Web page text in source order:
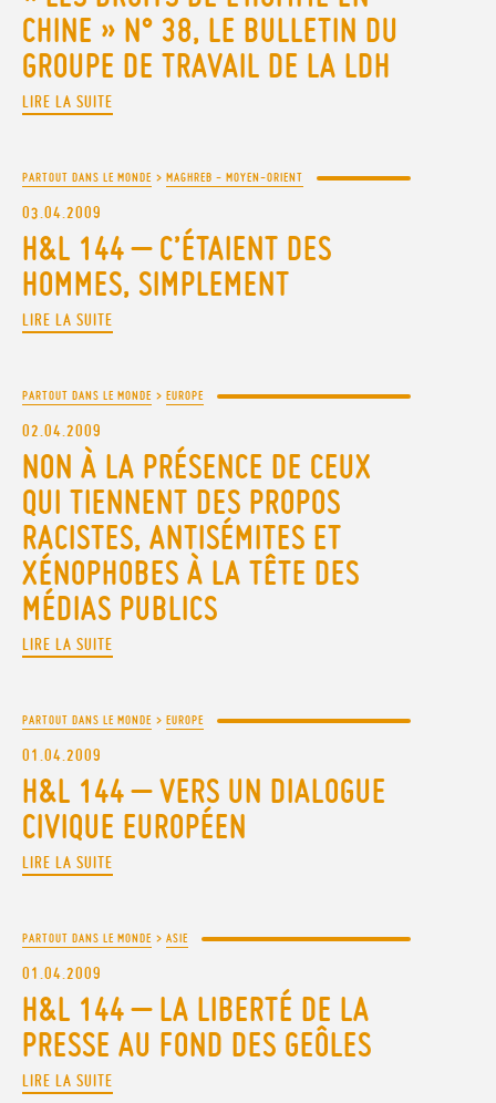
CHINE » N° 38, LE BULLETIN DU
GROUPE DE TRAVAIL DE LA LDH
LIRE LA SUITE
PARTOUT DANS LE MONDE > MAGHREB - MOYEN-ORIENT
03.04.2009
H&L 144 – C’ÉTAIENT DES
HOMMES, SIMPLEMENT
LIRE LA SUITE
PARTOUT DANS LE MONDE > EUROPE
02.04.2009
NON À LA PRÉSENCE DE CEUX
QUI TIENNENT DES PROPOS
RACISTES, ANTISÉMITES ET
XÉNOPHOBES À LA TÊTE DES
MÉDIAS PUBLICS
LIRE LA SUITE
PARTOUT DANS LE MONDE > EUROPE
01.04.2009
H&L 144 – VERS UN DIALOGUE
CIVIQUE EUROPÉEN
LIRE LA SUITE
PARTOUT DANS LE MONDE > ASIE
01.04.2009
H&L 144 – LA LIBERTÉ DE LA
PRESSE AU FOND DES GEÔLES
LIRE LA SUITE